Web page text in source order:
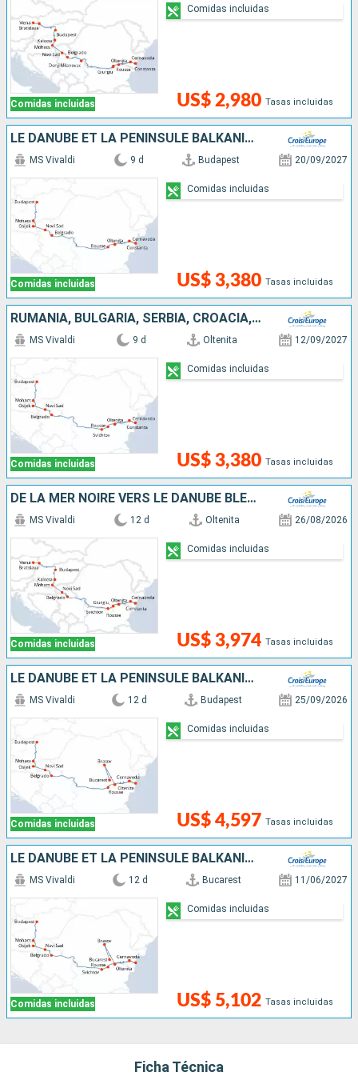
Comidas incluidas US$ 2,980 Tasas incluidas
Comidas incluidas
LE DANUBE ET LA PÉNINSULE BALKANIQUE - DE BUDAPEST À BUCAREST
Comidas incluidas
MS Vivaldi 9 d Budapest 20/09/2027
US$ 3,380 Tasas incluidas
Comidas incluidas
RUMANIA, BULGARIA, SERBIA, CROACIA, HUNGRÍA
Comidas incluidas
MS Vivaldi 9 d Oltenita 12/09/2027
US$ 3,380 Tasas incluidas
Comidas incluidas
DE LA MER NOIRE VERS LE DANUBE BLEU - DE BUCAREST À VIENNE
Comidas incluidas
MS Vivaldi 12 d Oltenita 26/08/2026
US$ 3,974 Tasas incluidas
Comidas incluidas
LE DANUBE ET LA PÉNINSULE BALKANIQUE - DE BUDAPEST À BUCAREST
Comidas incluidas
MS Vivaldi 12 d Budapest 25/09/2026
US$ 4,597 Tasas incluidas
Comidas incluidas
LE DANUBE ET LA PÉNINSULE BALKANIQUE - DE BUCAREST À BUDAPEST
Comidas incluidas
MS Vivaldi 12 d Bucarest 11/06/2027
US$ 5,102 Tasas incluidas
Comidas incluidas
Ficha Técnica